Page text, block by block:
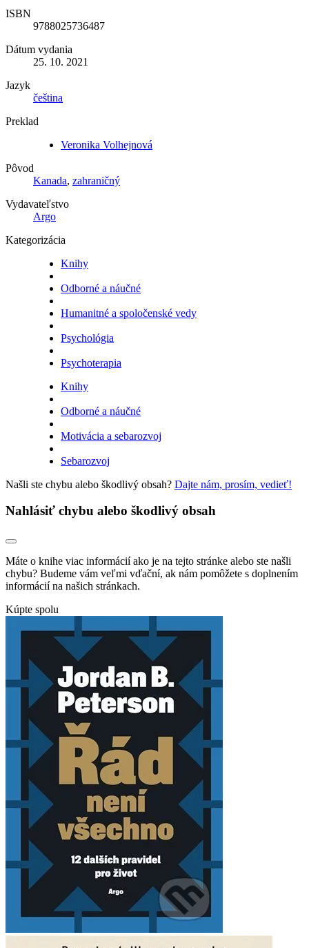
ISBN
9788025736487
Dátum vydania
25. 10. 2021
Jazyk
čeština
Preklad
Veronika Volhejnová
Pôvod
Kanada, zahraničný
Vydavateľstvo
Argo
Kategorizácia
Knihy
Odborné a náučné
Humanitné a spoločenské vedy
Psychológia
Psychoterapia
Knihy
Odborné a náučné
Motivácia a sebarozvoj
Sebarozvoj
Našli ste chybu alebo škodlivý obsah? Dajte nám, prosím, vedieť!
Nahlásiť chybu alebo škodlivý obsah
Máte o knihe viac informácií ako je na tejto stránke alebo ste našli
chybu? Budeme vám veľmi vďační, ak nám pomôžete s doplnením
informácií na našich stránkach.
Kúpte spolu